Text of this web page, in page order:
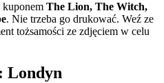
kuponem The Lion, The Witch,
. Nie trzeba go drukować. Weź ze
tożsamości ze zdjęciem w celu
Londyn